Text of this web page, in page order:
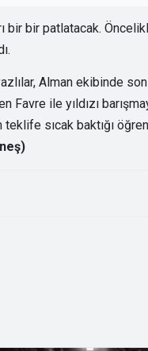
bir bir patlatacak.
Alman ekibinde son
Favre ile yıldızı
sıcak baktığı